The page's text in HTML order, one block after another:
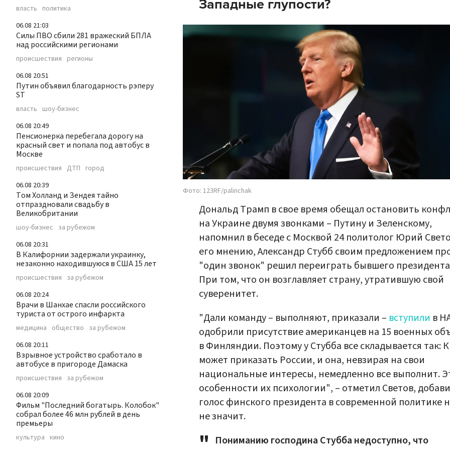
власть политика
06.08 21:03
Силы ПВО сбили 281 вражеский БПЛА
над российскими регионами
происшествия регионы
06.08 20:51
Путин объявил благодарность рэперу
ST
власть шоу-бизнес
06.08 20:49
Пенсионерка перебегала дорогу на
красный свет и попала под автобус в
Москве
происшествия ДТП город
06.08 20:39
Том Холланд и Зендея тайно
отпраздновали свадьбу в
Великобритании
шоу-бизнес за рубежом
06.08 20:31
В Калифорнии задержали украинку,
незаконно находившуюся в США 15 лет
происшествия за рубежом
06.08 20:24
Врачи в Шанхае спасли российского
туриста от острого инфаркта
медицина общество за рубежом
06.08 20:11
Взрывное устройство сработало в
автобусе в пригороде Дамаска
происшествия за рубежом
06.08 20:09
Фильм "Последний богатырь. Колобок"
собрал более 46 млн рублей в день
премьеры
культура кино
Западные глупости?
Фото: 123RF/palinchak
Дональд Трамп в свое время обещал остановить
на Украине двумя звонками – Путину и Зеленскому,
напомнил в беседе с Москвой 24 политолог Юрий
его мнению, Александр Стубб своим предложением
"один звонок" решил переиграть бывшего
При том, что он возглавляет страну, утратившую свой
суверенитет.
"Дали команду – выполняют, приказали – вступили в
одобрили присутствие американцев на 15 военных
в Финляндии. Поэтому у Стубба все складывается так:
может приказать России, и она, невзирая на свои
национальные интересы, немедленно все выполнит.
особенности их психологии", – отметил Светов,
голос финского президента в современной политике
не значит.
Пониманию господина Стубба недоступно, что